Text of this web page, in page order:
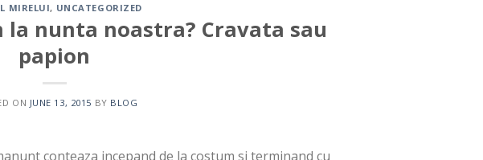
MIRELUI, UNCATEGORIZED
la nunta noastra? Cravata sau
papion
ON JUNE 13, 2015 BY BLOG
conteaza incepand de la costum si terminand cu